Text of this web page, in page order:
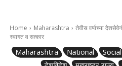
Home Maharashtra
तेवीस वर्षाच्या
स्वागत व सत्कार
Maharashtra National Social